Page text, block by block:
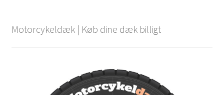
Motorcykeldæk | Køb dine dæk billigt